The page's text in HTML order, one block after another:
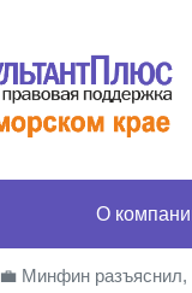
О
💼 Минфин разъяснил,